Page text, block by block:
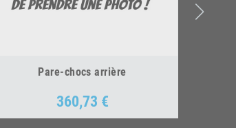
Pare-chocs arrière
Prix
360,73 €